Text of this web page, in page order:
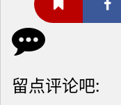
留点评论吧: